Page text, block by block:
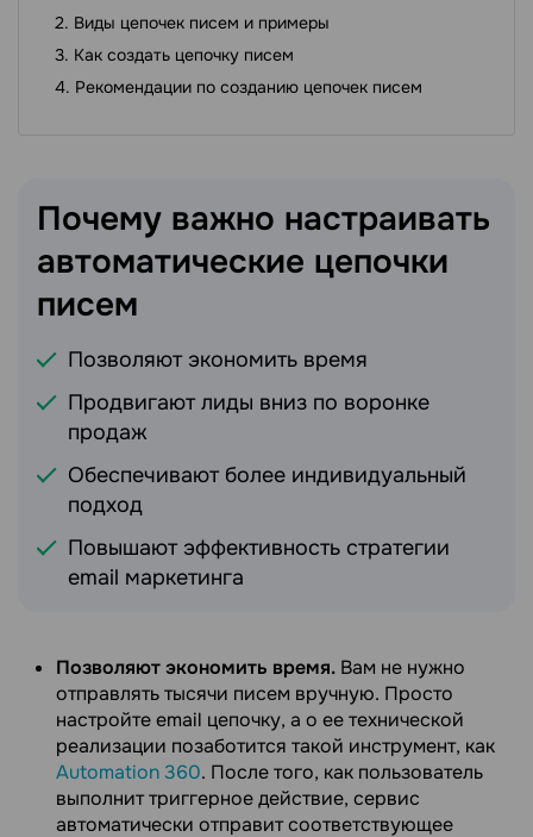
Виды цепочек писем и примеры
Как создать цепочку писем
Рекомендации по созданию цепочек писем
Почему важно настраивать
автоматические цепочки
писем
Позволяют экономить время
Продвигают лиды вниз по воронке
продаж
Обеспечивают более индивидуальный
подход
Повышают эффективность стратегии
email маркетинга
Позволяют экономить время. Вам не нужно
отправлять тысячи писем вручную. Просто
настройте email цепочку, а о ее технической
реализации позаботится такой инструмент, как
Automation 360. После того, как пользователь
выполнит триггерное действие, сервис
автоматически отправит соответствующее